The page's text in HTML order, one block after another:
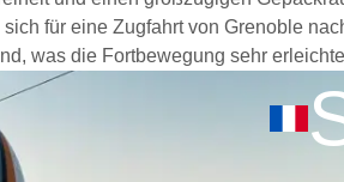
für eine Zugfahrt von Grenoble
was die Fortbewegung sehr